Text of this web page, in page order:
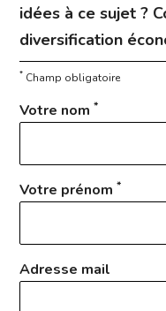
idées à ce sujet ?
diversification
* Champ obligatoire
Votre nom*
Votre prénom*
Adresse mail